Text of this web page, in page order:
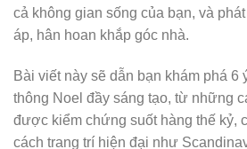
cả không gian sống của bạn, và
áp, hân hoan khắp góc nhà.
Bài viết này sẽ dẫn bạn khám phá 6
thông Noel đầy sáng tạo, từ những
được kiểm chứng suốt hàng thế kỷ,
cách trang trí hiện đại như